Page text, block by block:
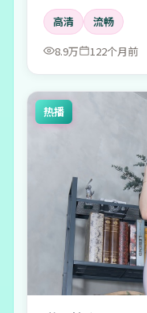
高清
流畅
8.9万
122个月前
热播